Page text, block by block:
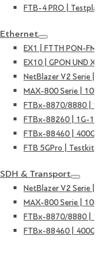
FTB-4 PRO |
Ethernet
EX1 | FTTH PON-
EX10 | GPON UND
NetBlazer V2 Serie |
MAX-800 Serie |
FTBx-8870/8880 |
FTBx-88260 | 1G-
FTBx-88460 | 400G
FTB 5GPro | Testkit
SDH & Transport
NetBlazer V2 Serie |
MAX-800 Serie |
FTBx-8870/8880 |
FTBx-88460 | 400G